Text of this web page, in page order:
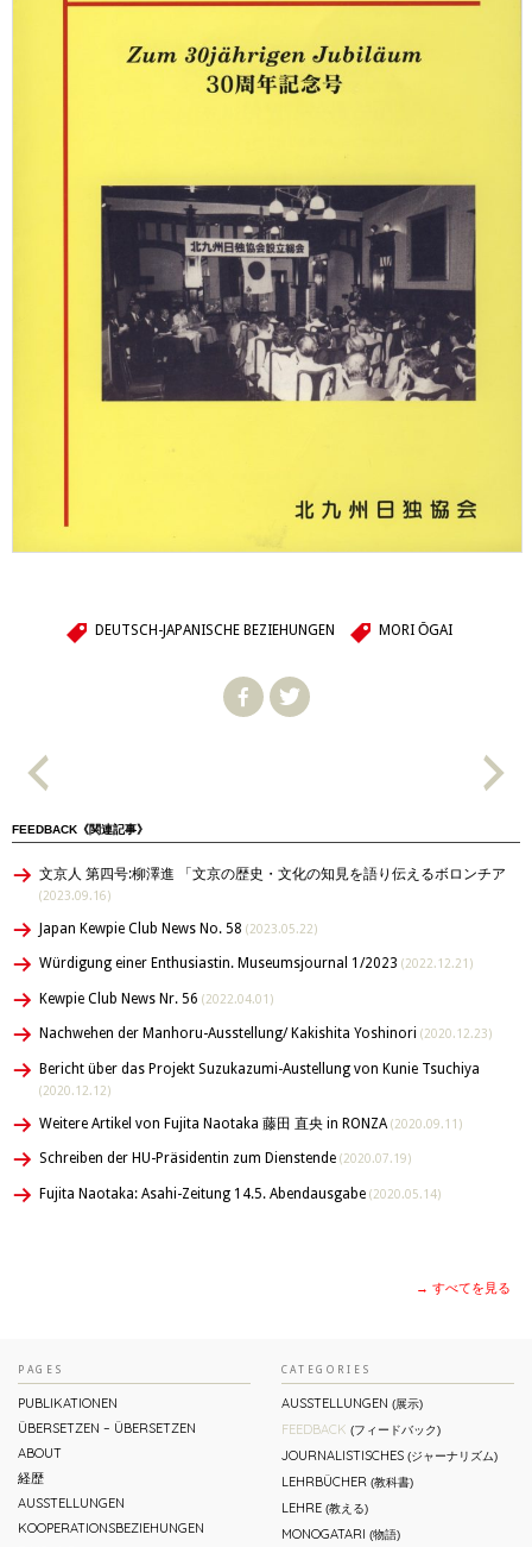
DEUTSCH-JAPANISCHE BEZIEHUNGEN MORI ŌGAI
FEEDBACK《関連記事》
文京人 第四号:柳澤進 「文京の歴史・文化の知見を語り伝えるボロンチア
(2023.09.16)
Japan Kewpie Club News No. 58 (2023.05.22)
Würdigung einer Enthusiastin. Museumsjournal 1/2023 (2022.12.21)
Kewpie Club News Nr. 56 (2022.04.01)
Nachwehen der Manhoru-Ausstellung/ Kakishita Yoshinori (2020.12.23)
Bericht über das Projekt Suzukazumi-Austellung von Kunie Tsuchiya
(2020.12.12)
Weitere Artikel von Fujita Naotaka 藤田 直央 in RONZA (2020.09.11)
Schreiben der HU-Präsidentin zum Dienstende (2020.07.19)
Fujita Naotaka: Asahi-Zeitung 14.5. Abendausgabe (2020.05.14)
→ すべてを見る
PAGES
PUBLIKATIONEN
ÜBERSETZEN – ÜBERSETZEN
ABOUT
経歴
AUSSTELLUNGEN
KOOPERATIONSBEZIEHUNGEN
CATEGORIES
AUSSTELLUNGEN (展示)
FEEDBACK (フィードバック)
JOURNALISTISCHES(ジャーナリズム)
LEHRBÜCHER (教科書)
LEHRE(教える)
MONOGATARI (物語)